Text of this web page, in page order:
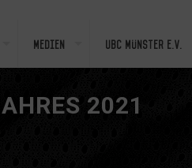
Medien UBC Münster e.V.
2021